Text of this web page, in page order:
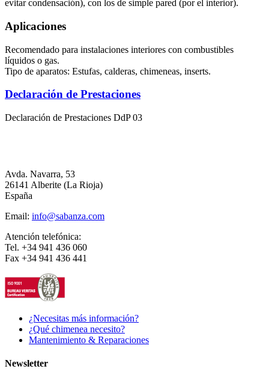
evitar condensación), con los de simple pared (por el interior).
Aplicaciones
Recomendado para instalaciones interiores con combustibles
líquidos o gas.
Tipo de aparatos: Estufas, calderas, chimeneas, inserts.
Declaración de Prestaciones
Declaración de Prestaciones DdP 03
Avda. Navarra, 53
26141 Alberite (La Rioja)
España
Email: info@sabanza.com
Atención telefónica:
Tel. +34 941 436 060
Fax +34 941 436 441
¿Necesitas más información?
¿Qué chimenea necesito?
Mantenimiento & Reparaciones
Newsletter